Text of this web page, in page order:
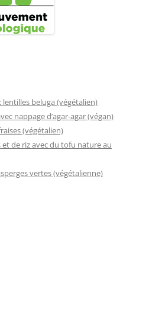
beluga (végétalien)
nappage d’agar-agar (végan)
(végétalien)
et de riz avec du tofu nature au
vertes (végétalienne)